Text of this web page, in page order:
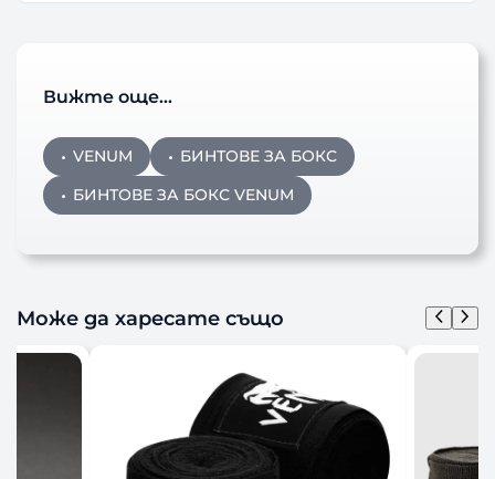
Вижте още…
VENUM
БИНТОВЕ ЗА БОКС
БИНТОВЕ ЗА БОКС VENUM
Може да харесате също